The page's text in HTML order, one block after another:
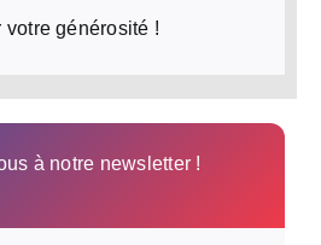
votre générosité !
à notre newsletter !